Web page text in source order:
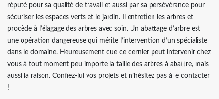
réputé pour sa qualité de travail et aussi par sa persévérance pour
sécuriser les espaces verts et le jardin. Il entretien les arbres et
procède à l’élagage des arbres avec soin. Un abattage d’arbre est
une opération dangereuse qui mérite l’intervention d’un spécialiste
dans le domaine. Heureusement que ce dernier peut intervenir chez
vous à tout moment peu importe la taille des arbres à abattre, mais
aussi la raison. Confiez-lui vos projets et n’hésitez pas à le contacter
!